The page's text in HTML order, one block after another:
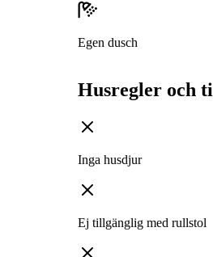
Egen dusch
Husregler och
Inga husdjur
Ej tillgänglig med rullstol